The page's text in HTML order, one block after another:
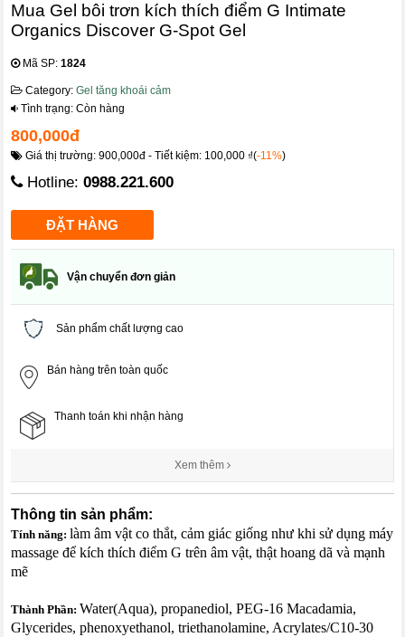
Mua Gel bôi trơn kích thích điểm G Intimate
Organics Discover G-Spot Gel
Mã SP:1824
Category:Gel tăng khoái cảm
Tình trạng: Còn hàng
800,000đ
Giá thị trường: 900,000đ - Tiết kiệm: 100,000 ₫(-11%)
Hotline:0988.221.600
Vận chuyển đơn giản
Sản phẩm chất lượng cao
Bán hàng trên toàn quốc
Thanh toán khi nhận hàng
Xem thêm
Thông tin sản phẩm:
Tính năng:làm âm vật co thắt, cảm giác giống như khi sử dụng máy
massage để kích thích điểm G trên âm vật, thật hoang dã và mạnh
mẽ
Thành Phần: Water(Aqua), propanediol, PEG-16 Macadamia,
Glycerides, phenoxyethanol, triethanolamine, Acrylates/C10-30